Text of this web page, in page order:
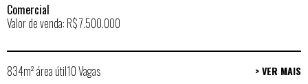
Comercial
Valor de venda: R$ 7.500.000
834m² área útil10 Vagas > VER MAIS